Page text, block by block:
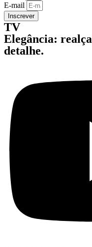
E-mail
Inscrever
TV
Elegância:
detalhe.